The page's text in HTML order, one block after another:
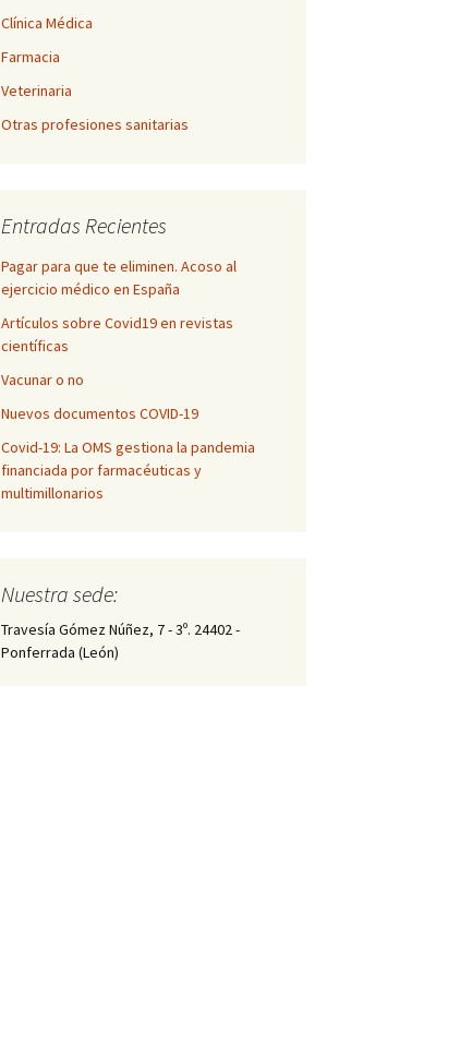
Clínica Médica
Farmacia
Veterinaria
Otras profesiones sanitarias
Entradas Recientes
Pagar para que te eliminen. Acoso al
ejercicio médico en España
Artículos sobre Covid19 en revistas
científicas
Vacunar o no
Nuevos documentos COVID-19
Covid-19: La OMS gestiona la pandemia
financiada por farmacéuticas y
multimillonarios
Nuestra sede:
Travesía Gómez Núñez, 7 - 3º. 24402 -
Ponferrada (León)